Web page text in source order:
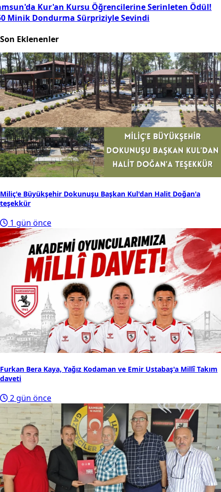
Kur'an Kursu Öğrencilerine Serinleten Ödül!
Minik Dondurma Sürpriziyle Sevindi
Son Eklenenler
Miliç'e Büyükşehir Dokunuşu Başkan Kul'dan Halit Doğan'a
teşekkür
1 gün önce
Furkan Bera Kaya, Yağız Kodaman ve Emir Ustabaş'a Millî Takım
daveti
2 gün önce